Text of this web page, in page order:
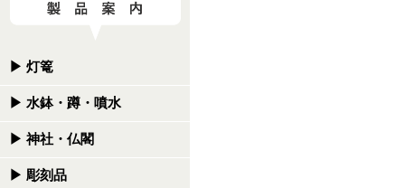
▶ 灯篭
▶ 水鉢・蹲・噴水
▶ 神社・仏閣
▶ 彫刻品